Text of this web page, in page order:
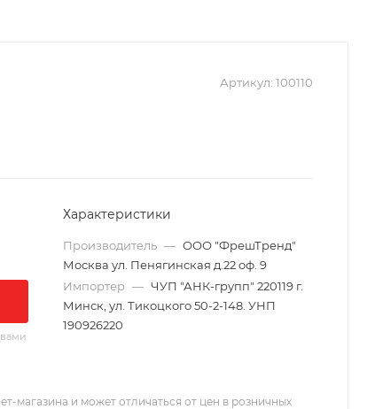
Артикул: 100110
Характеристики
Производитель — ООО "ФрешТренд"
Москва ул. Пенягинская д.22 оф. 9
Импортер — ЧУП "АНК-групп" 220119 г.
Минск, ул. Тикоцкого 50-2-148. УНП
190926220
магазина и может отличаться от цен в розничных